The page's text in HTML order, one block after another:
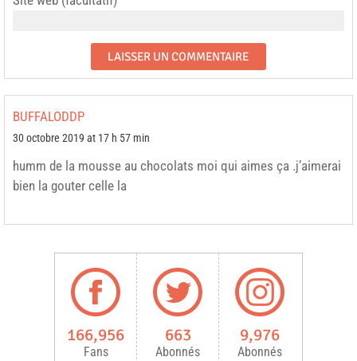
BUFFALODDP
30 octobre 2019 at 17 h 57 min
humm de la mousse au chocolats moi qui aimes ça .j’aimerai
bien la gouter celle la
166,956
Fans
663
Abonnés
9,976
Abonnés